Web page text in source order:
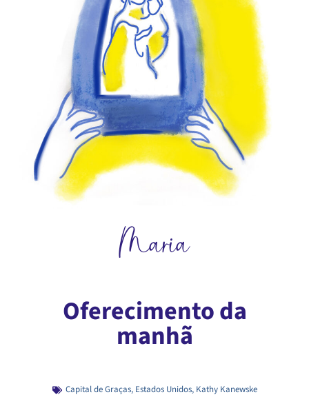
Maria
Oferecimento da
manhã
Capital de Graças, Estados Unidos, Kathy Kanewske